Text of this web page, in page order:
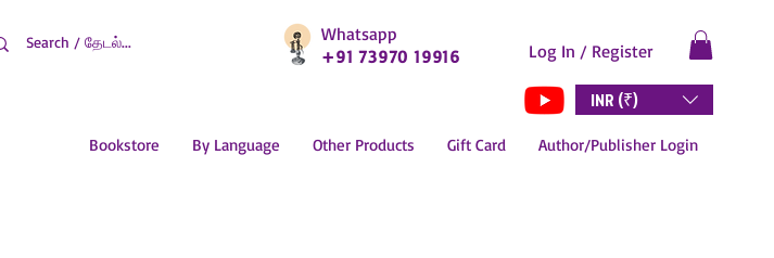
Whatsapp
+91 73970 19916
Log In / Register
INR (₹)
Bookstore By Language Other Products Gift Card Author/Publisher Login